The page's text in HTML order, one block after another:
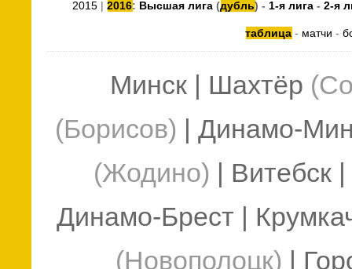
2015 |2016: Высшая лига (дубль) - 1-я лига -2-я
таблица - матчи -
Минск | Шахтёр
(Борисов) | Динамо-
(Жодино) | Витебск
Динамо-Брест |
(Новополоцк) |